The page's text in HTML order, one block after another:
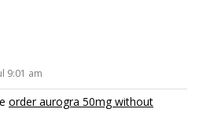
9:01 am
order aurogra 50mg without